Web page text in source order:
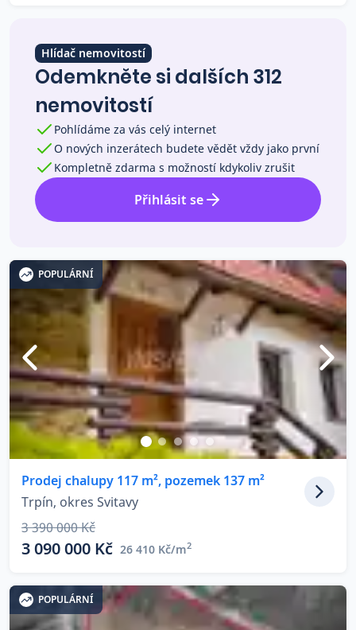
Blog
O nás
Kariéra
Kontakt
Hlídač nemovitostí
Odemkněte si dalších 312
nemovitostí
Pohlídáme za vás celý internet
O nových inzerátech budete vědět vždy jako první
Kompletně zdarma s možností kdykoliv zrušit
Přihlásit se
POPULÁRNÍ
Prodej chalupy 117 m², pozemek 137 m²
Trpín, okres Svitavy
3 390 000 Kč
3 090 000 Kč 26 410 Kč/m2
POPULÁRNÍ